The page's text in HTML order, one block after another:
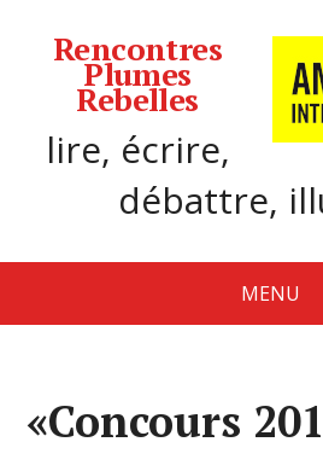
Rencontres
Plumes
Rebelles
lire, écrire,
débattre,
MENU
«Concours